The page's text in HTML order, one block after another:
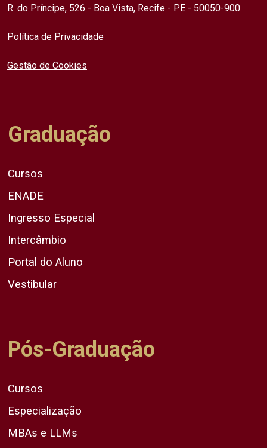
R. do Príncipe, 526 - Boa Vista, Recife - PE - 50050-900
Política de Privacidade
Gestão de Cookies
Graduação
Cursos
ENADE
Ingresso Especial
Intercâmbio
Portal do Aluno
Vestibular
Pós-Graduação
Cursos
Especialização
MBAs e LLMs